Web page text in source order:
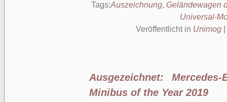
Tags:Auszeichnung, Geländewagen
Universal-
Veröffentlicht in Unimog|
Ausgezeichnet:
Minibus of the Year 2019